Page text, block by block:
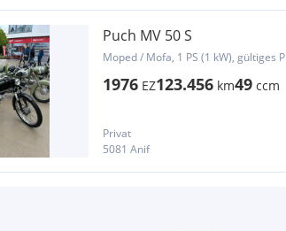
Puch MV 50 S
Moped / Mofa, 1 PS (1 kW), gültiges
1976 EZ123.456 km49 ccm
Privat
5081 Anif